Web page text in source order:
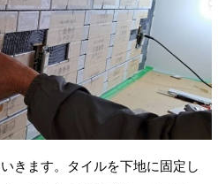
きます。タイルを下地に固定し